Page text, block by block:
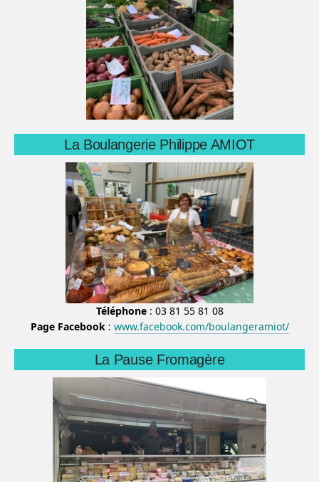
La Boulangerie Philippe AMIOT
Téléphone: 03 81 55 81 08
Page Facebook: www.facebook.com/boulangeramiot/
La Pause Fromagère